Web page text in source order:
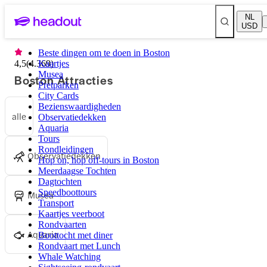
NL
USD
Beste dingen om te doen in Boston
Kaartjes
Musea
Pretparken
City Cards
Bezienswaardigheden
Observatiedekken
Aquaria
Tours
Rondleidingen
Hop on, hop off-tours in Boston
Meerdaagse Tochten
Dagtochten
Speedboottours
Transport
Kaartjes veerboot
Rondvaarten
Boottocht met diner
Rondvaart met Lunch
Whale Watching
4,5(4.369)
Boston Attracties
alle
Observatiedekken
Musea
Aquaria